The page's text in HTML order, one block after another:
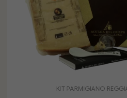
KIT PARMIGIANO